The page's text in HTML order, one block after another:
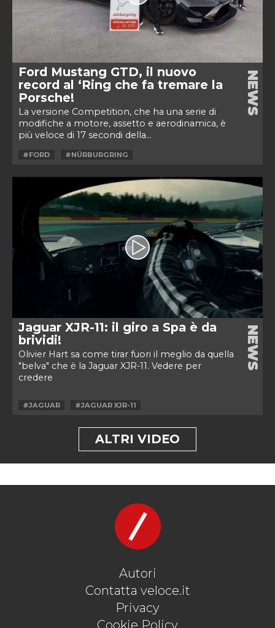
Ford Mustang GTD, il nuovo
record al ‘Ring che fa tremare la
Porsche!
La versione Competition, che ha una serie di
modifiche a motore, assetto e aerodinamica, è
più veloce di 17 secondi della...
NEWS
#FORD #NÜRBURGRING
Jaguar XJR-11: il giro a Spa è da
brividi!
Olivier Hart sa come tirar fuori il meglio da quella
"belva" che è la Jaguar XJR-11. Vedere per
credere
NEWS
#JAGUAR #JAGUAR XJR-11
ALTRI VIDEO
Autori
Contatta veloce.it
Privacy
Cookie Policy